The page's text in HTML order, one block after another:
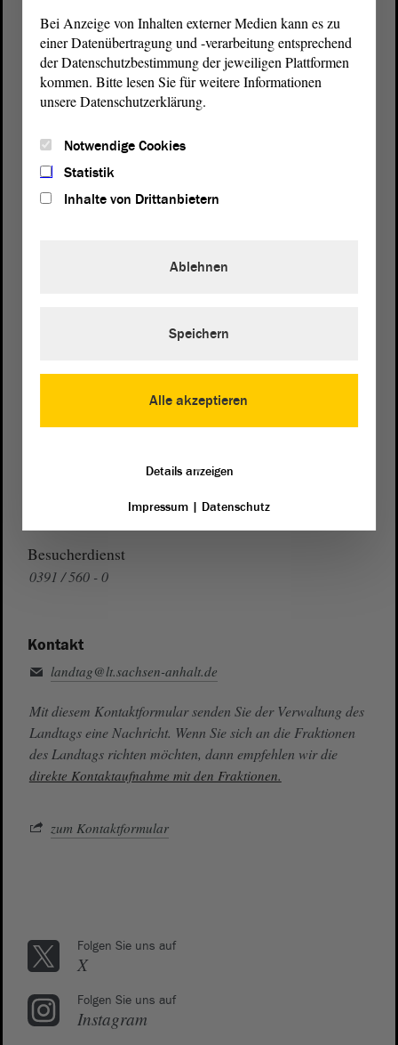
Postanschrift
Besucherdienst
0391 / 560 - 0
Kontakt
landtag@lt.sachsen-anhalt.de
Mit diesem Kontaktformular senden Sie der Verwaltung des
Landtags eine Nachricht. Wenn Sie sich an die Fraktionen
des Landtags richten möchten, dann empfehlen wir die
direkte Kontaktaufnahme mit den Fraktionen.
zum Kontaktformular
Folgen Sie uns auf
X
Folgen Sie uns auf
Instagram
Bei Anzeige von Inhalten externer Medien kann es zu
einer Datenübertragung und -verarbeitung entsprechend
der Datenschutzbestimmung der jeweiligen Plattformen
kommen. Bitte lesen Sie für weitere Informationen
unsere Datenschutzerklärung.
Notwendige Cookies
Statistik
Inhalte von Drittanbietern
Alle akzeptieren
Ablehnen
Speichern
Details anzeigen
Impressum| Datenschutz